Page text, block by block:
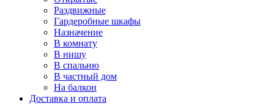
Раздвижные
Гардеробные шкафы
Назначение
В комнату
В нишу
В спальню
В частный дом
На балкон
Доставка и оплата